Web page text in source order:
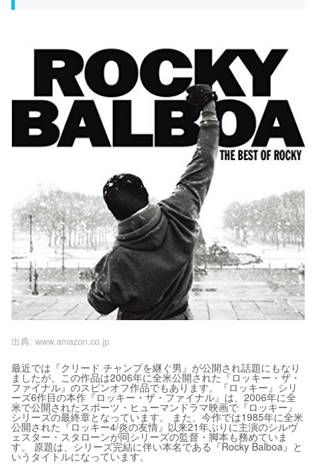
出典: www.amazon.co.jp
最近では『クリード チャンプを継ぐ男』が公開され話題にもなり
ましたが、この作品は2006年に全米公開された『ロッキー・ザ・
ファイナル』のスピンオフ作品でもあります。『ロッキー』シリ
ーズ6作目の本作『ロッキー・ザ・ファイナル』は、2006年に全
米で公開されたスポーツ・ヒューマンドラマ映画で『ロッキー』
シリーズの最終章となっています。 また、今作では1985年に全米
公開された『ロッキー4/炎の友情』以来21年ぶりに主演のシルヴ
ェスター・スタローンが同シリーズの監督・脚本も務めていま
す。 原題は、シリーズ完結に伴い本名である『Rocky Balboa』と
いうタイトルになっています。